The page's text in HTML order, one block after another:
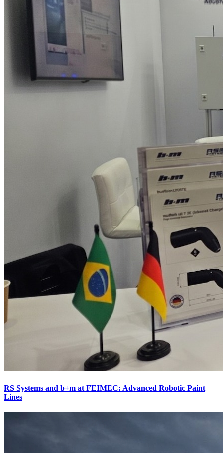
RS Systems and b+m at FEIMEC: Advanced Robotic Paint
Lines